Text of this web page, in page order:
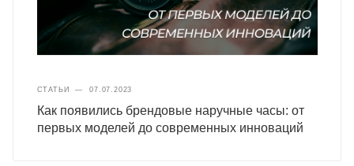
СТАТЬИ — 07.07.2023
Как появились брендовые наручные часы: от
первых моделей до современных инноваций